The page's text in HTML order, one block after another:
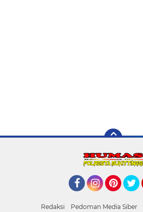
Redaksi Pedoman Media Siber